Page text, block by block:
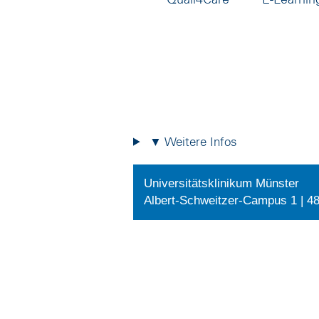
▼ Weitere Infos
Universitätsklinikum Münster
Albert-Schweitzer-Campus 1 |